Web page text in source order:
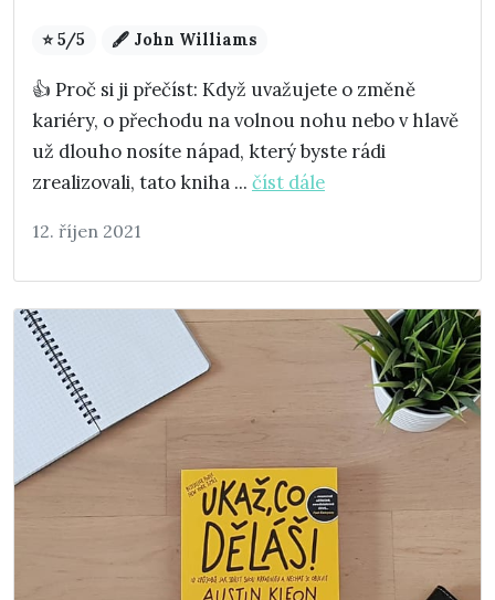
⭐ 5/5 🖋️ John Williams
👍 Proč si ji přečíst: Když uvažujete o změně
kariéry, o přechodu na volnou nohu nebo v hlavě
už dlouho nosíte nápad, který byste rádi
zrealizovali, tato kniha ... číst dále
12. říjen 2021